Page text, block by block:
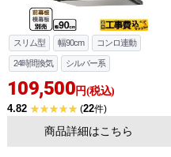
スリム型 幅90cm コンロ連動
24時間換気 シルバー系
109,500円(税込)
4.82 (22件)
商品詳細はこちら